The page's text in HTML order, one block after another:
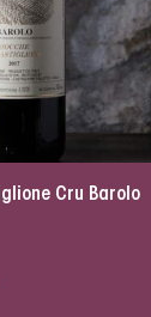
Cru Barolo